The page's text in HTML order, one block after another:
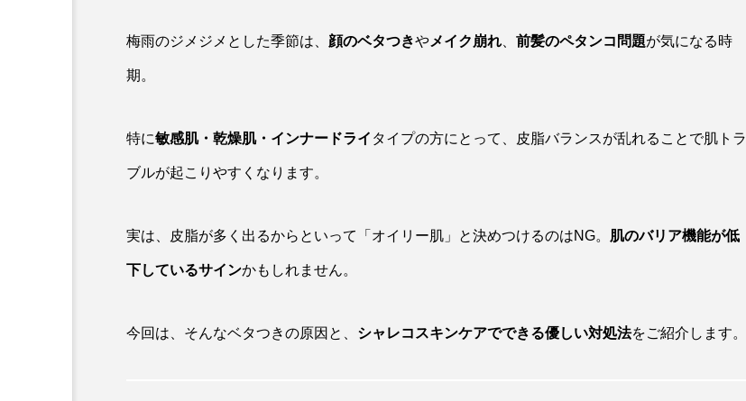
梅雨のジメジメとした季節は、 顔のベタつきやメイク崩れ 前髪のペタンコ問題が気になる時
期。
特に敏感肌・乾燥肌・インナードライ タイプの方にとって、皮脂バランスが乱れることで肌トラ
ブルが起こりやすくなります。
実は、皮脂が多く出るからといって「オイリー肌」と決めつけるのはNG。 肌のバリア機能が低
下しているサインかもしれません。
今回は、そんなベタつきの原因と、 シャレコスキンケアでできる優しい対処法をご紹介します。